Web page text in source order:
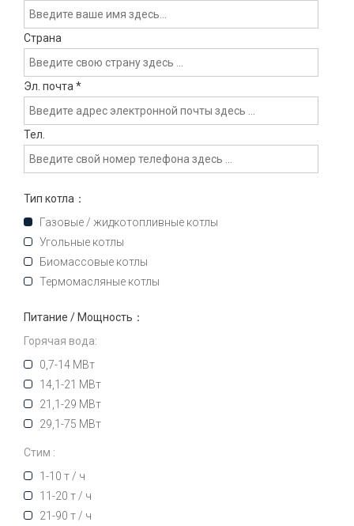
Страна
Эл. почта *
Тел.
Тип котла：
Газовые / жидкотопливные котлы
Угольные котлы
Биомассовые котлы
Термомасляные котлы
Питание / Мощность：
Горячая вода:
0,7-14 МВт
14,1-21 МВт
21,1-29 МВт
29,1-75 МВт
Стим :
1-10 т / ч
11-20 т / ч
21-90 т / ч